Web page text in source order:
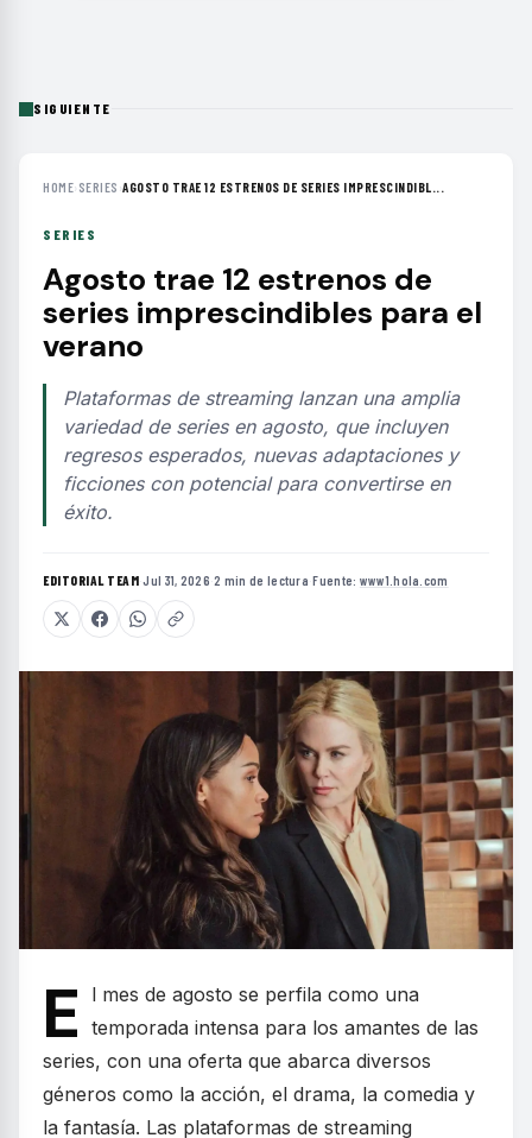
SIGUIENTE
HOME› SERIES ›AGOSTO TRAE 12 ESTRENOS DE SERIES IMPRESCINDIBL...
SERIES
Agosto trae 12 estrenos de
series imprescindibles para el
verano
Plataformas de streaming lanzan una amplia
variedad de series en agosto, que incluyen
regresos esperados, nuevas adaptaciones y
ficciones con potencial para convertirse en
éxito.
EDITORIAL TEAM·Jul 31, 2026·2 min de lectura·Fuente: www1.hola.com
E
l mes de agosto se perfila como una
temporada intensa para los amantes de las
series, con una oferta que abarca diversos
géneros como la acción, el drama, la comedia y
la fantasía. Las plataformas de streaming